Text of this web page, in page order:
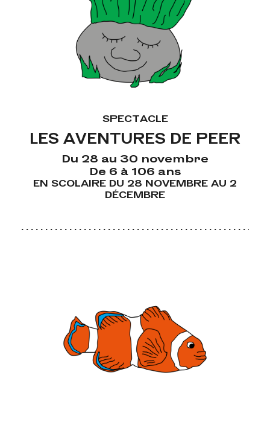
SPECTACLE
LES AVENTURES DE PEER
Du 28 au 30 novembre
De 6 à 106 ans
EN SCOLAIRE DU 28 NOVEMBRE AU 2
DÉCEMBRE